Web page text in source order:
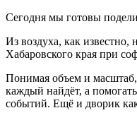
Сегодня мы готовы
Из воздуха, как
Хабаровского края при
Понимая объем и
каждый найдёт, а
событий. Ещё и дворик